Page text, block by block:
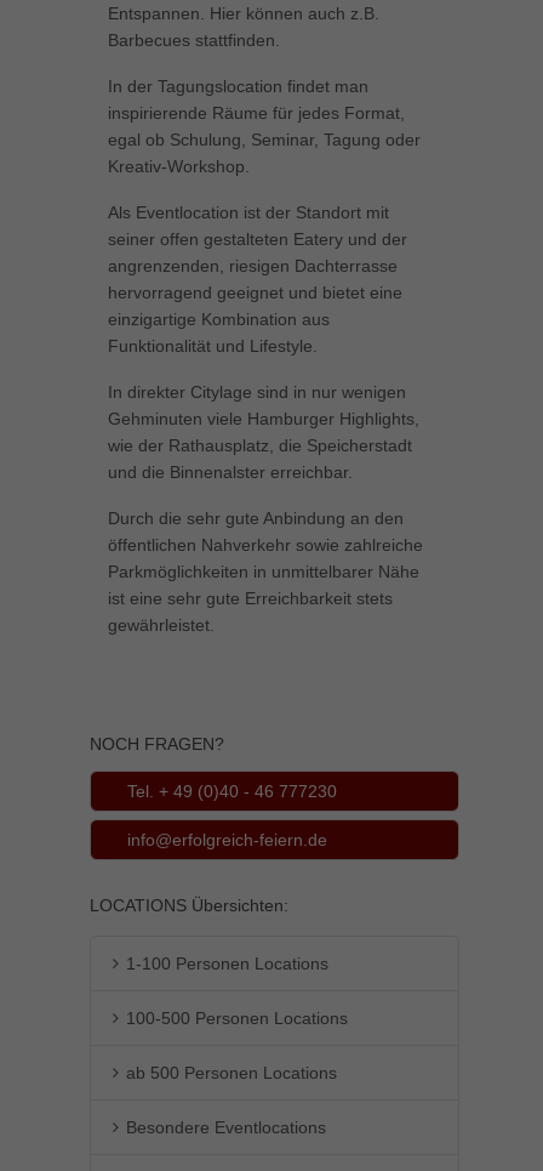
Entspannen. Hier können auch z.B.
Barbecues stattfinden.
In der Tagungslocation findet man
inspirierende Räume für jedes Format,
egal ob Schulung, Seminar, Tagung oder
Kreativ-Workshop.
Als Eventlocation ist der Standort mit
seiner offen gestalteten Eatery und der
angrenzenden, riesigen Dachterrasse
hervorragend geeignet und bietet eine
einzigartige Kombination aus
Funktionalität und Lifestyle.
In direkter Citylage sind in nur wenigen
Gehminuten viele Hamburger Highlights,
wie der Rathausplatz, die Speicherstadt
und die Binnenalster erreichbar.
Durch die sehr gute Anbindung an den
öffentlichen Nahverkehr sowie zahlreiche
Parkmöglichkeiten in unmittelbarer Nähe
ist eine sehr gute Erreichbarkeit stets
gewährleistet.
NOCH FRAGEN?
Tel. + 49 (0)40 - 46 777230
info@erfolgreich-feiern.de
LOCATIONS Übersichten:
1-100 Personen Locations
100-500 Personen Locations
ab 500 Personen Locations
Besondere Eventlocations
können Ihre Einwilligung zu ganzen Kategorien geben oder sich
weitere Informationen anzeigen lassen und so nur bestimmte
Alle akzeptieren Speichern
Essenziell (1)
Essenzielle Cookies ermöglichen grundlegende Funktionen und sind für
die einwandfreie Funktion der Website erforderlich.
Cookie-Informationen anzeigen
Marketing-Cookies werden von Drittanbietern oder Publishern verwendet,
um personalisierte Werbung anzuzeigen. Sie tun dies, indem sie
Besucher über Websites hinweg verfolgen.
Cookie-Informationen anzeigen
Externe Medien (5)
Inhalte von Videoplattformen und Social-Media-Plattformen werden
standardmäßig blockiert. Wenn Cookies von externen Medien akzeptiert
werden, bedarf der Zugriff auf diese Inhalte keiner manuellen Einwilligung